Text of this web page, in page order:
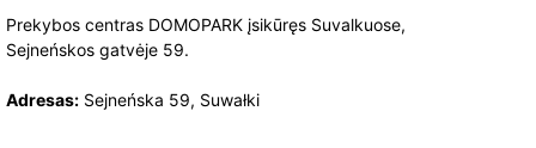
Prekybos centras DOMOPARK įsikūręs Suvalkuose,
Sejneńskos gatvėje 59.
Adresas: Sejneńska 59, Suwałki